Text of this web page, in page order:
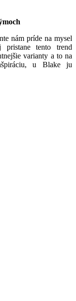
nám príde na mysel
pristane tento trend
varianty a to na
u Blake ju